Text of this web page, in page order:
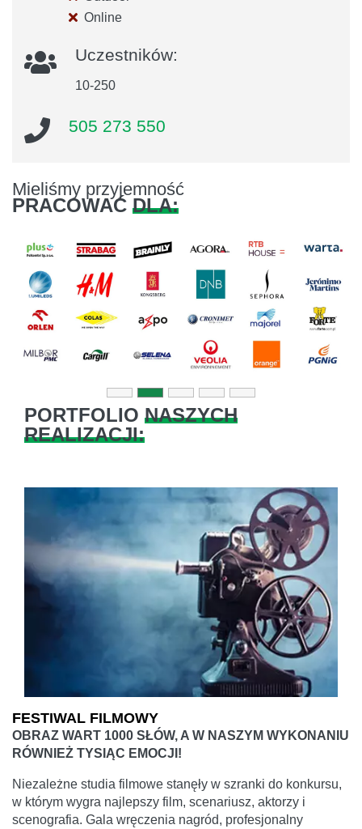
Online
Uczestników:
10-250
505 273 550
Mieliśmy przyjemność
PRACOWAĆ DLA:
Previous
PORTFOLIO NASZYCH
REALIZACJI:
FESTIWAL FILMOWY
OBRAZ WART 1000 SŁÓW, A W NASZYM WYKONANIU
RÓWNIEŻ TYSIĄC EMOCJI!
Niezależne studia filmowe stanęły w szranki do konkursu,
w którym wygra najlepszy film, scenariusz, aktorzy i
scenografia. Gala wręczenia nagród, profesjonalny